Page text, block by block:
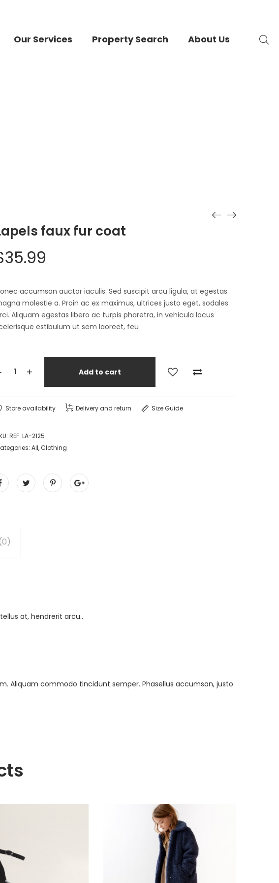
Our Services Property Search About Us
faux fur coat
35.99
accumsan auctor iaculis. Sed suscipit arcu ligula, at egestas
molestie a. Proin ac ex maximus, ultrices justo eget, sodales
Aliquam egestas libero ac turpis pharetra, in vehicula lacus
estibulum ut sem laoreet, feu
+ Add to cart
Store availability Delivery and return Size Guide
REF. LA-2125
All,Clothing
at, hendrerit arcu..
Aliquam commodo tincidunt semper. Phasellus accumsan, justo